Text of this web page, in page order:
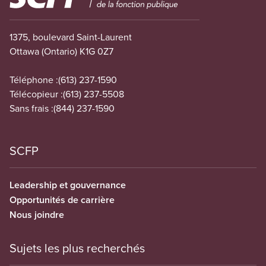
1375, boulevard Saint-Laurent
Ottawa (Ontario) K1G 0Z7
Téléphone :(613) 237-1590
Télécopieur :(613) 237-5508
Sans frais :(844) 237-1590
SCFP
Leadership et gouvernance
Opportunités de carrière
Nous joindre
Sujets les plus recherchés